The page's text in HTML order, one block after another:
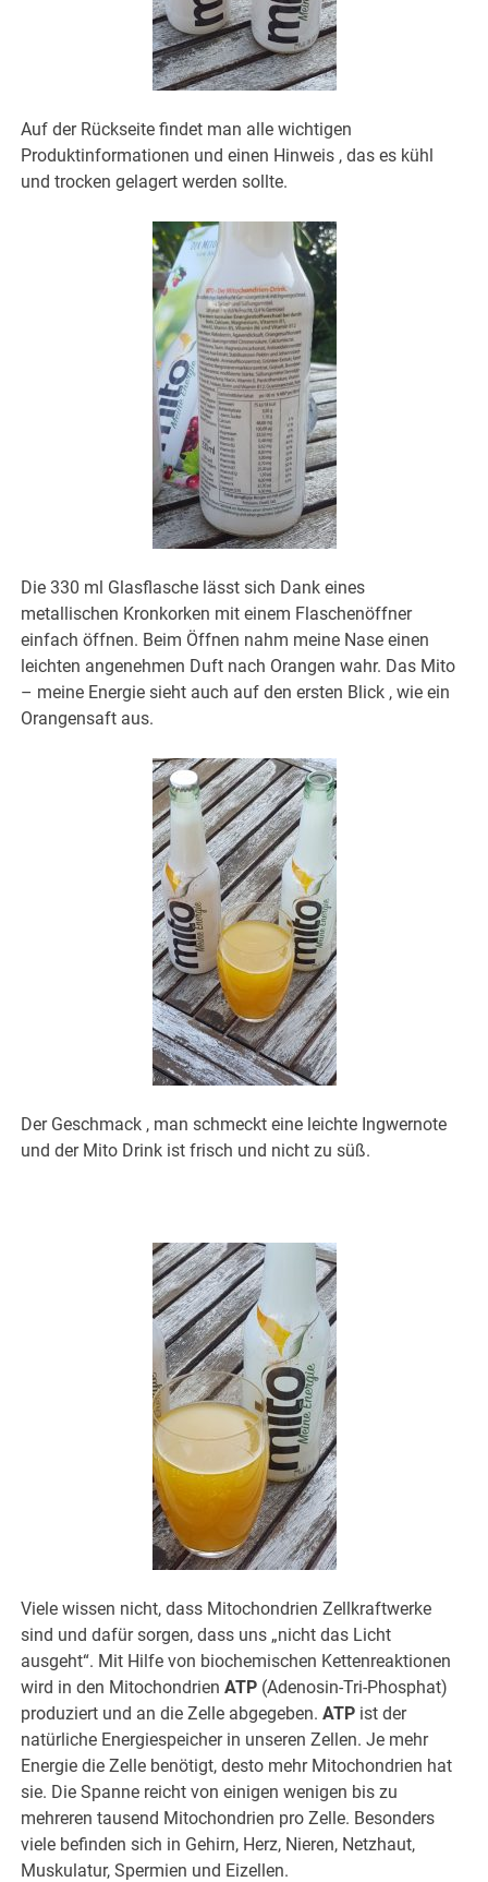
Auf der Rückseite findet man alle wichtigen
Produktinformationen und einen Hinweis , das es kühl
und trocken gelagert werden sollte.
Die 330 ml Glasflasche lässt sich Dank eines
metallischen Kronkorken mit einem Flaschenöffner
einfach öffnen. Beim Öffnen nahm meine Nase einen
leichten angenehmen Duft nach Orangen wahr. Das Mito
– meine Energie sieht auch auf den ersten Blick , wie ein
Orangensaft aus.
Der Geschmack , man schmeckt eine leichte Ingwernote
und der Mito Drink ist frisch und nicht zu süß.
Viele wissen nicht, dass Mitochondrien Zellkraftwerke
sind und dafür sorgen, dass uns „nicht das Licht
ausgeht“. Mit Hilfe von biochemischen Kettenreaktionen
wird in den MitochondrienATP (Adenosin-Tri-Phosphat)
produziert und an die Zelle abgegeben.ATP ist der
natürliche Energiespeicher in unseren Zellen. Je mehr
Energie die Zelle benötigt, desto mehr Mitochondrien hat
sie. Die Spanne reicht von einigen wenigen bis zu
mehreren tausend Mitochondrien pro Zelle. Besonders
viele befinden sich in Gehirn, Herz, Nieren, Netzhaut,
Muskulatur, Spermien und Eizellen.